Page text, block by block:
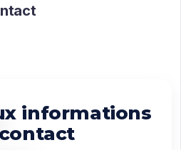
informations